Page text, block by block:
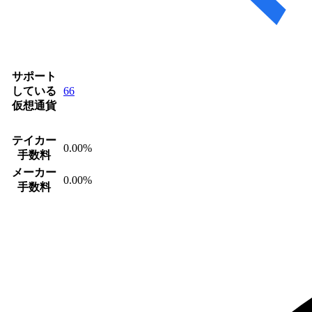
サポート
している
仮想通貨
66
テイカー
手数料
0.00%
メーカー
手数料
0.00%